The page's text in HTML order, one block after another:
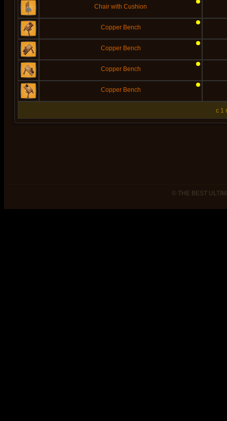
Chair with Cushion
Copper Bench
Copper Bench
Copper Bench
Copper Bench
c 1
© THE BEST